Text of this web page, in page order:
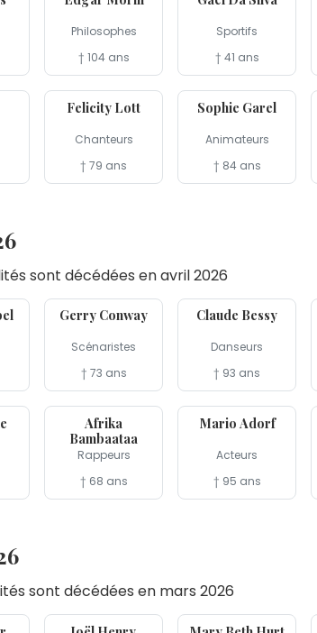
Philosophes
† 104 ans
Sportifs
† 41 ans
15 mai
Felicity Lott
Chanteurs
† 79 ans
14 mai
Sophie Garel
Animateurs
† 84 ans
sont décédées en avril 2026
Gerry Conway
Scénaristes
† 73 ans
Claude Bessy
Danseurs
† 93 ans
9 avr
Afrika
Bambaataa
Rappeurs
† 68 ans
8 avr
Mario Adorf
Acteurs
† 95 ans
sont décédées en mars 2026